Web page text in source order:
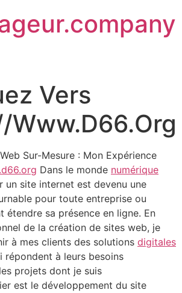
Vers
Www.D66.Org
Sur-Mesure : Mon Expérience
Dans le monde numérique
un site internet est devenu une
pour toute entreprise ou
étendre sa présence en ligne. En
de la création de sites web, je
à mes clients des solutions digitales
répondent à leurs besoins
projets dont je suis
est le développement du site